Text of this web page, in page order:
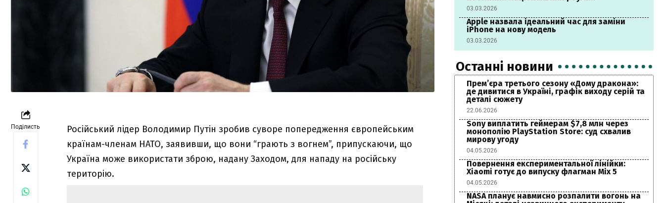
Поділисть
Російський лідер Володимир Путін зробив суворе попередження європейським
країнам-членам НАТО, заявивши, що вони “грають з вогнем”, припускаючи, що
Україна може використати зброю, надану Заходом, для нападу на російську
територію.
03.03.2026
Apple назвала ідеальний час для заміни
iPhone на нову модель
03.03.2026
Останні новини
Прем’єра третього сезону «Дому дракона»:
де дивитися в Україні, графік виходу серій та
деталі сюжету
22.06.2026
Sony виплатить геймерам $7,8 млн через
монополію PlayStation Store: суд схвалив
мирову угоду
04.05.2026
Повернення експериментальної лінійки:
Xiaomi готує до випуску флагман Mix 5
04.05.2026
NASA планує навмисно розпалити вогонь на